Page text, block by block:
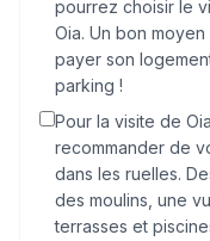
pourrez choisir le
Oia. Un bon
payer son
parking !
Pour la visite de
recommander de
dans les ruelles.
des moulins, une
terrasses et